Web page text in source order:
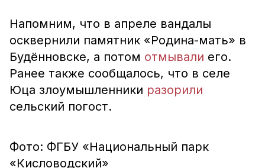
Напомним, что в апреле вандалы
осквернили памятник «Родина-мать» в
Будённовске, а потом отмывали его.
Ранее также сообщалось, что в селе
Юца злоумышленники разорили
сельский погост.
Фото: ФГБУ «Национальный парк
«Кисловодский»